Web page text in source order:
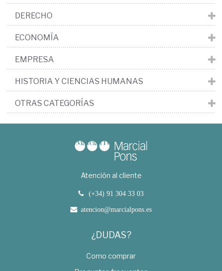
DERECHO
ECONOMÍA
EMPRESA
HISTORIA Y CIENCIAS HUMANAS
OTRAS CATEGORÍAS
Atención al cliente
(+34) 91 304 33 03
atencion@marcialpons.es
¿DUDAS?
Como comprar